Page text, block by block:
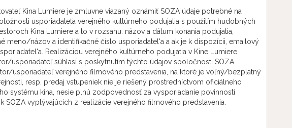
Kina Lumiere je zmluvne viazaný oznámiť SOZA údaje potrebné na
usporiadateľa verejného kultúrneho podujatia s použitím hudobných
Kina Lumiere a to v rozsahu: názov a dátum konania podujatia,
meno/názov a identifikačné číslo usporiadatel'a a ak je k dispozícii, emailový
Realizáciou verejného kultúrneho podujatia v Kine Lumiere
usporiadateľ súhlasí s poskytnutím týchto údajov spoločnosti SOZA.
usporiadateľ verejného filmového predstavenia, na ktoré je voľný/bezplatný
resp. predaj vstupeniek nie je riešený prostredníctvom oficiálneho
systému kina, nesie plnú zodpovednosť za vysporiadanie povinností
SOZA vyplývajúcich z realizácie verejného filmového predstavenia.